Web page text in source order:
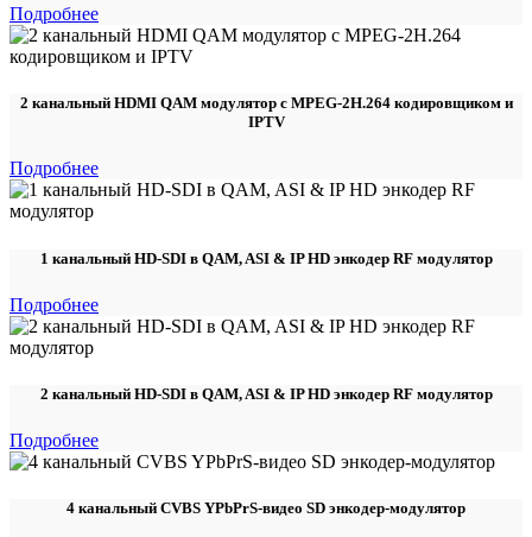
Подробнее
2 канальный HDMI QAM модулятор с MPEG-2H.264 кодировщиком и
IPTV
Подробнее
1 канальный HD-SDI в QAM, ASI & IP HD энкодер RF модулятор
Подробнее
2 канальный HD-SDI в QAM, ASI & IP HD энкодер RF модулятор
Подробнее
4 канальный CVBS YPbPrS-видео SD энкодер-модулятор